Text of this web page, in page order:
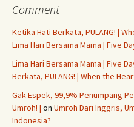
Comment
Ketika Hati Berkata, PULANG! |
Lima Hari Bersama Mama | Five
Lima Hari Bersama Mama | Five
Berkata, PULANG! | When the
Gak Espek, 99,9% Penumpang
Umroh! | on Umroh Dari Inggris,
Indonesia?